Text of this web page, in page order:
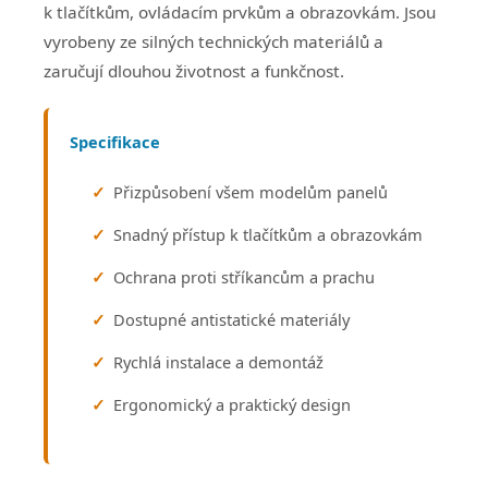
k tlačítkům, ovládacím prvkům a obrazovkám. Jsou
vyrobeny ze silných technických materiálů a
zaručují dlouhou životnost a funkčnost.
Specifikace
Přizpůsobení všem modelům panelů
Snadný přístup k tlačítkům a obrazovkám
Ochrana proti stříkancům a prachu
Dostupné antistatické materiály
Rychlá instalace a demontáž
Ergonomický a praktický design